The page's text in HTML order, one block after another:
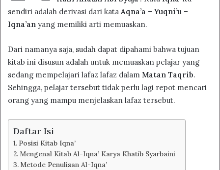
sendiri adalah derivasi dari kata Aqna’a – Yuqni’u –
Iqna’an yang memiliki arti memuaskan.
Dari namanya saja, sudah dapat dipahami bahwa tujuan
kitab ini disusun adalah untuk memuaskan pelajar yang
sedang mempelajari lafaz lafaz dalam Matan Taqrib.
Sehingga, pelajar tersebut tidak perlu lagi repot mencari
orang yang mampu menjelaskan lafaz tersebut.
Daftar Isi
Posisi Kitab Iqna’
Mengenal Kitab Al-Iqna’ Karya Khatib Syarbaini
Metode Penulisan Al-Iqna’